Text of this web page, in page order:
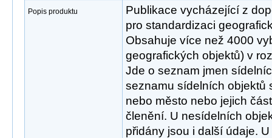
Popis produktu
Publikace vycházející z
pro standardizaci
Obsahuje více než 4000
geografických objektů) v
Jde o seznam jmen
seznamu sídelních objektů
nebo město nebo jejich
členění. U nesídelních
přidány jsou i další údaje.